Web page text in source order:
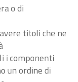
o di
titoli che ne
i componenti
un ordine di